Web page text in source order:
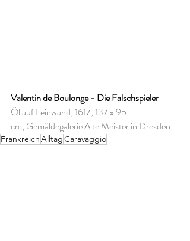
Valentin de Boulonge - Die Falschspieler
Öl auf Leinwand, 1617, 137 x 95
cm, Gemäldegalerie Alte Meister in Dresden
FrankreichAlltagCaravaggio